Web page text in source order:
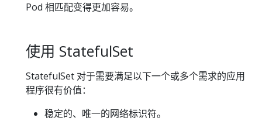
Pod 相匹配变得更加容易。
使用 StatefulSet
StatefulSet 对于需要满足以下一个或多个需求的应用
程序很有价值：
稳定的、唯一的网络标识符。